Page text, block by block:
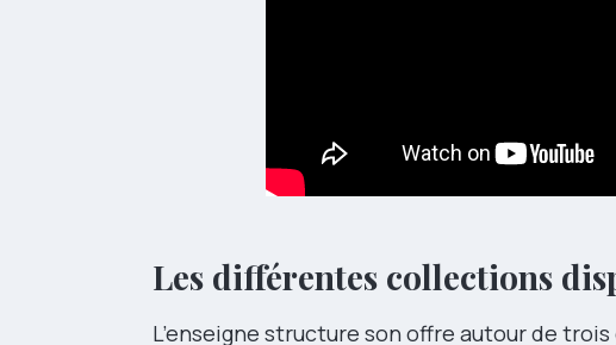
Les différentes collections
L’enseigne structure son offre autour de